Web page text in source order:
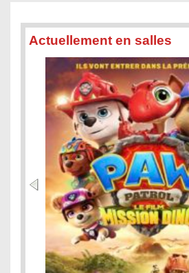
Actuellement en salles